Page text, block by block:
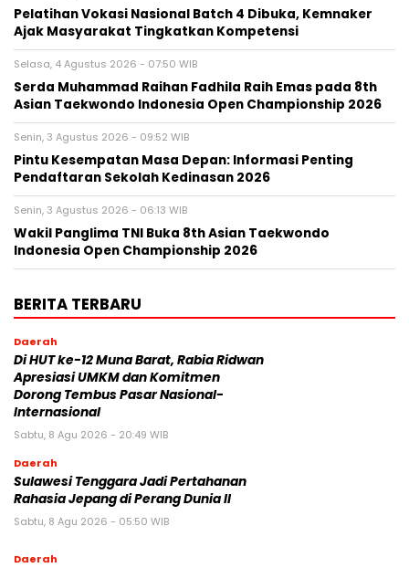
Pelatihan Vokasi Nasional Batch 4 Dibuka, Kemnaker
Ajak Masyarakat Tingkatkan Kompetensi
Selasa, 4 Agustus 2026 - 07:50 WIB
Serda Muhammad Raihan Fadhila Raih Emas pada 8th
Asian Taekwondo Indonesia Open Championship 2026
Senin, 3 Agustus 2026 - 09:52 WIB
Pintu Kesempatan Masa Depan: Informasi Penting
Pendaftaran Sekolah Kedinasan 2026
Senin, 3 Agustus 2026 - 06:13 WIB
Wakil Panglima TNI Buka 8th Asian Taekwondo
Indonesia Open Championship 2026
BERITA TERBARU
Daerah
Di HUT ke-12 Muna Barat, Rabia Ridwan
Apresiasi UMKM dan Komitmen
Dorong Tembus Pasar Nasional-
Internasional
Sabtu, 8 Agu 2026 - 20:49 WIB
Daerah
Sulawesi Tenggara Jadi Pertahanan
Rahasia Jepang di Perang Dunia II
Sabtu, 8 Agu 2026 - 05:50 WIB
Daerah